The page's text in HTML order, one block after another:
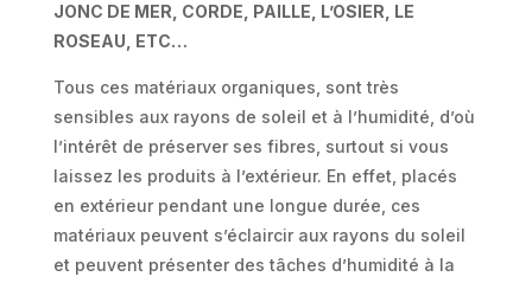
JONC DE MER, CORDE, PAILLE, L’OSIER, LE
ROSEAU, ETC…
Tous ces matériaux organiques, sont très
sensibles aux rayons de soleil et à l’humidité, d’où
l’intérêt de préserver ses fibres, surtout si vous
laissez les produits à l’extérieur. En effet, placés
en extérieur pendant une longue durée, ces
matériaux peuvent s’éclaircir aux rayons du soleil
et peuvent présenter des tâches d’humidité à la